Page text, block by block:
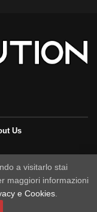
Us
a visitarlo stai
maggiori informazioni
e Cookies.